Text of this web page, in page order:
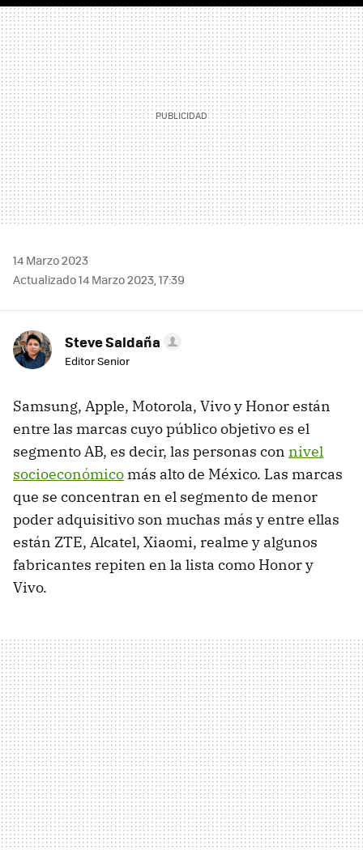
MAIL
14 Marzo 2023
Actualizado 14 Marzo 2023, 17:39
Steve Saldaña
Editor Senior
Samsung, Apple, Motorola, Vivo y Honor están
entre las marcas cuyo público objetivo es el
segmento AB, es decir, las personas con nivel
socioeconómico más alto de México. Las marcas
que se concentran en el segmento de menor
poder adquisitivo son muchas más y entre ellas
están ZTE, Alcatel, Xiaomi, realme y algunos
fabricantes repiten en la lista como Honor y
Vivo.